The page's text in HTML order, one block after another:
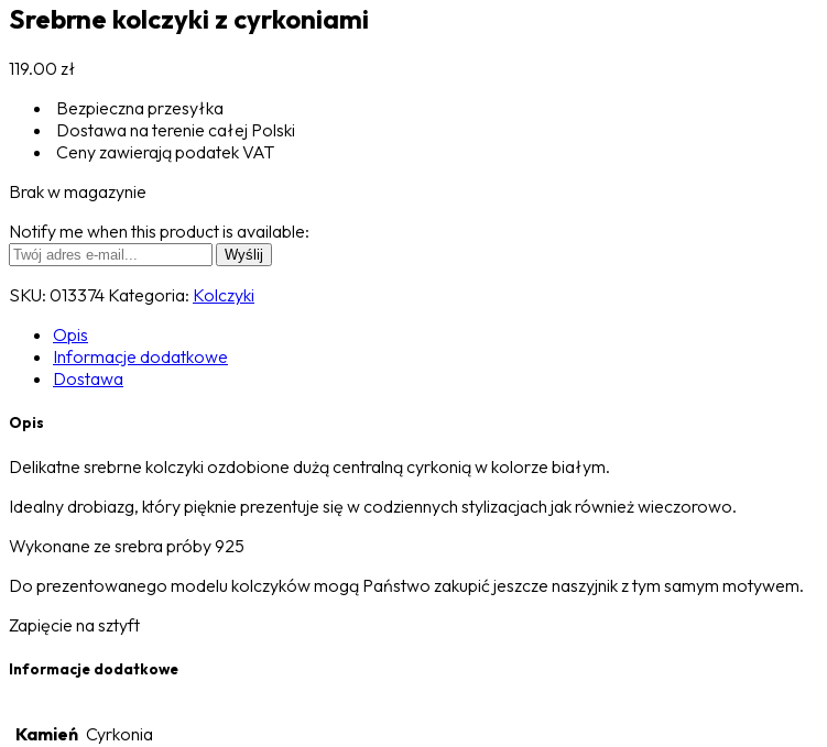
Srebrne kolczyki z cyrkoniami
119.00 zł
Bezpieczna przesyłka
Dostawa na terenie całej Polski
Ceny zawierają podatek VAT
Brak w magazynie
Notify me when this product is available:
SKU: 013374 Kategoria: Kolczyki
Opis
Informacje dodatkowe
Dostawa
Opis
Delikatne srebrne kolczyki ozdobione dużą centralną cyrkonią w kolorze białym.
Idealny drobiazg, który pięknie prezentuje się w codziennych stylizacjach jak również wieczorowo.
Wykonane ze srebra próby 925
Do prezentowanego modelu kolczyków mogą Państwo zakupić jeszcze naszyjnik z tym samym motywem.
Zapięcie na sztyft
Informacje dodatkowe
Kamień Cyrkonia